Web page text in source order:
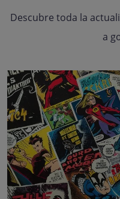
Descubre toda la
a